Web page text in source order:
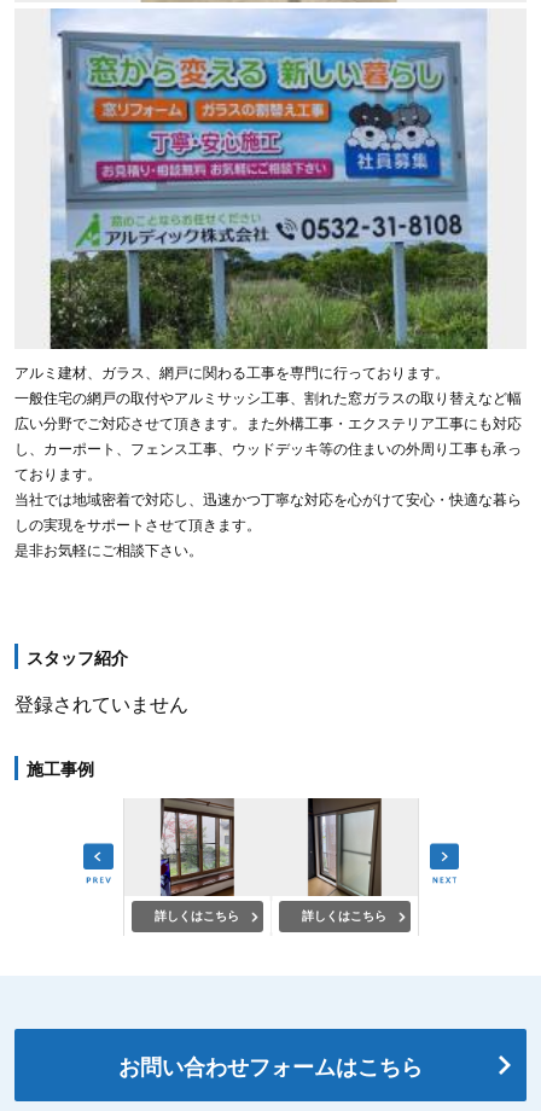
アルミ建材、ガラス、網戸に関わる工事を専門に行っております。
一般住宅の網戸の取付やアルミサッシ工事、割れた窓ガラスの取り替えなど幅
広い分野でご対応させて頂きます。また外構工事・エクステリア工事にも対応
し、カーポート、フェンス工事、ウッドデッキ等の住まいの外周り工事も承っ
ております。
当社では地域密着で対応し、迅速かつ丁寧な対応を心がけて安心・快適な暮ら
しの実現をサポートさせて頂きます。
是非お気軽にご相談下さい。
スタッフ紹介
登録されていません
施工事例
詳しくはこちら 詳しくはこちら
お問い合わせフォームはこちら